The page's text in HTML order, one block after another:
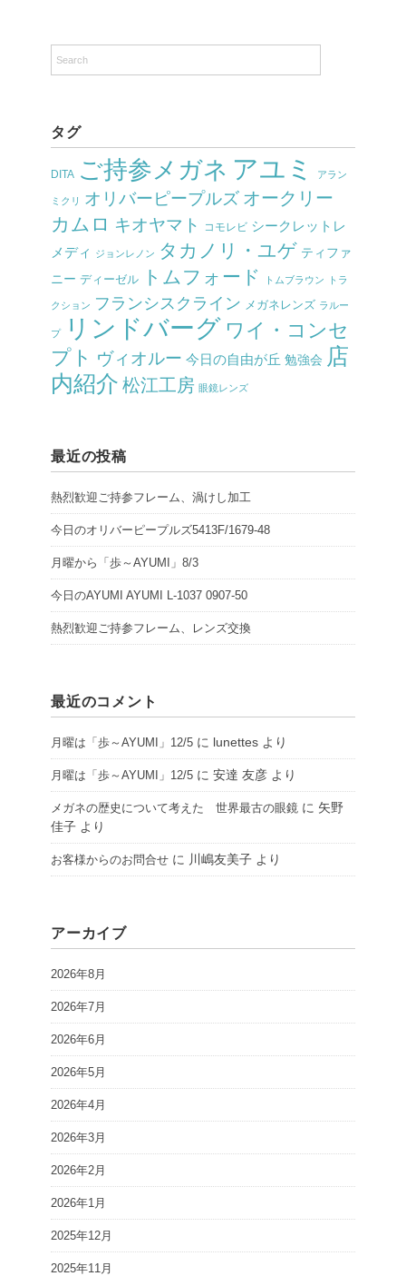
タグ
DITA ご持参メガネ アユミ アラン
ミクリ オリバーピープルズ オークリー
カムロ キオヤマト コモレビ シークレットレ
メディ
ジョンレノン タカノリ・ユゲ ティファ
ニー ディーゼル トムフォード トムブラウン トラ
クション フランシスクライン メガネレンズ ラルー
プ リンドバーグ ワイ・コンセ
プト ヴィオルー 今日の自由が丘 勉強会 店
内紹介 松江工房 眼鏡レンズ
最近の投稿
熱烈歓迎ご持参フレーム、渦けし加工
今日のオリバーピープルズ5413F/1679-48
月曜から「歩～AYUMI」8/3
今日のAYUMI AYUMI L-1037 0907-50
熱烈歓迎ご持参フレーム、レンズ交換
最近のコメント
月曜は「歩～AYUMI」12/5 に lunettes より
月曜は「歩～AYUMI」12/5 に 安達 友彦 より
メガネの歴史について考えた 世界最古の眼鏡 に 矢野
佳子 より
お客様からのお問合せ に 川嶋友美子 より
アーカイブ
2026年8月
2026年7月
2026年6月
2026年5月
2026年4月
2026年3月
2026年2月
2026年1月
2025年12月
2025年11月